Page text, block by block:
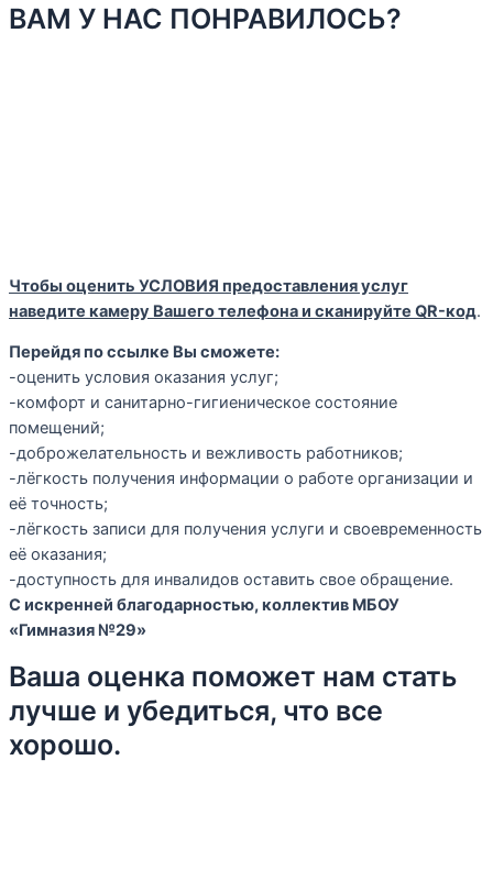
ВАМ У НАС ПОНРАВИЛОСЬ?
Чтобы оценить УСЛОВИЯ предоставления услуг
наведите камеру Вашего телефона и сканируйте QR-код.
Перейдя по ссылке Вы сможете:
-оценить условия оказания услуг;
-комфорт и санитарно-гигиеническое состояние
помещений;
-доброжелательность и вежливость работников;
-лёгкость получения информации о работе организации и
её точность;
-лёгкость записи для получения услуги и своевременность
её оказания;
-доступность для инвалидов оставить свое обращение.
С искренней благодарностью, коллектив МБОУ
«Гимназия №29»
Ваша оценка поможет нам стать
лучше и убедиться, что все
хорошо.